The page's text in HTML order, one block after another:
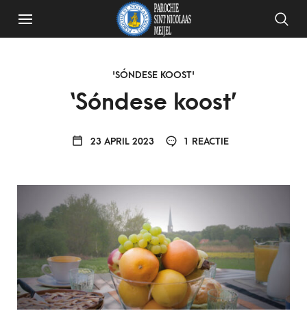
'SÓNDESE KOOST'
‘Sóndese koost’
23 APRIL 2023 1 REACTIE